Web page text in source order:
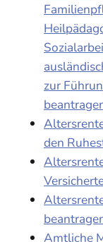
zur
den
Amtliche